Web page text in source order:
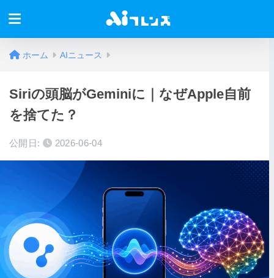
ホーム AIニュース
Siriの頭脳がGeminiに｜なぜApple自前
を捨てた？
公開日: 2026-06-04